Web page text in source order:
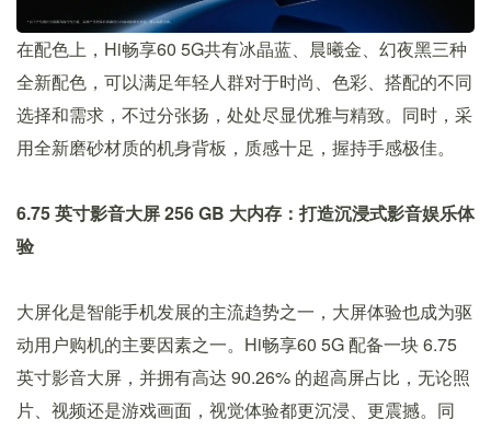
在配色上，Hi畅享60 5G共有冰晶蓝、晨曦金、幻夜黑三种
全新配色，可以满足年轻人群对于时尚、色彩、搭配的不同
选择和需求，不过分张扬，处处尽显优雅与精致。同时，采
用全新磨砂材质的机身背板，质感十足，握持手感极佳。
6.75 英寸影音大屏 256 GB 大内存：打造沉浸式影音娱乐体
验
大屏化是智能手机发展的主流趋势之一，大屏体验也成为驱
动用户购机的主要因素之一。Hi畅享60 5G 配备一块 6.75
英寸影音大屏，并拥有高达 90.26% 的超高屏占比，无论照
片、视频还是游戏画面，视觉体验都更沉浸、更震撼。同